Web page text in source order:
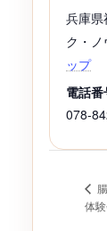
兵庫
ク・
ップ
電話番
078-
体